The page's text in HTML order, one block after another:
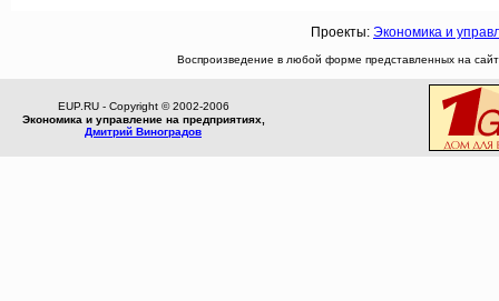
Проекты: Экономика и
Воспроизведение в любой форме представленных на
EUP.RU - Copyright © 2002-2006
Экономика и управление на предприятиях,
Дмитрий Виноградов